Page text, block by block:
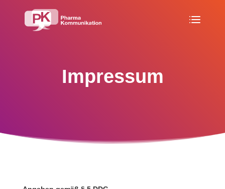
Impressum